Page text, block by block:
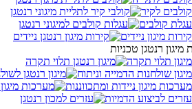
קולבים לקיר
עגלת קולבים
קירות מיגון ניידים
מיגון רנטגן טכניות
מיגון תלוי תקרה
מיגון שולחנות הדמייה וניתוח
מערכות מיגון ניידות ומתכווננות
עזרים לביצוע הדמיות